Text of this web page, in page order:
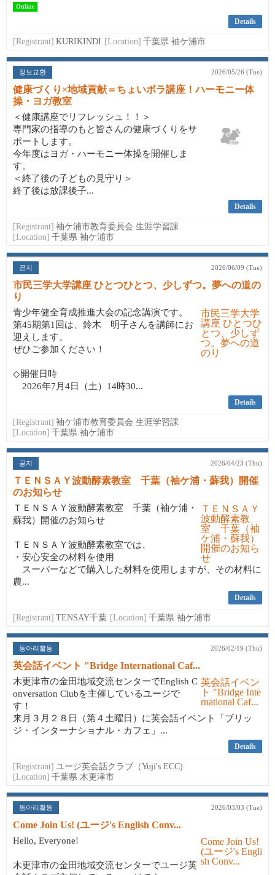
Online
Details
[Registrant] KURIKINDI [Location] 千葉県 袖ケ浦市
정보교환 2026/05/26 (Tue)
健康づくり×地域貢献＝ちょいボラ講座！ハーモニー体
操・ヨガ教室
＜健康講座でリフレッシュ！！＞
専門家の指導のもと皆さんの健康づくりをサ
ポートします。
今年度はヨガ・ハーモニー体操を開催しま
す。
＜終了後の子どもの見守り＞
終了後は放課後子...
Details
[Registrant] 袖ケ浦市教育委員会 生涯学習課
[Location] 千葉県 袖ケ浦市
공지 2026/06/09 (Tue)
市民三学大学講座 ひとつひとつ、少しずつ。夢への道の
り
青少年健全育成推進大会の記念講演です。
第45期第1回は、鈴木 明子さんを講師にお
迎えします。
ぜひご参加ください！
◇開催日時
2026年7月4日（土）14時30...
Details
[Registrant] 袖ケ浦市教育委員会 生涯学習課
[Location] 千葉県 袖ケ浦市
공지 2026/04/23 (Thu)
ＴＥＮＳＡＹ波動酵素教室 千葉（袖ケ浦・蘇我）開催
のお知らせ
ＴＥＮＳＡＹ波動酵素教室 千葉（袖ケ浦・
蘇我）開催のお知らせ
ＴＥＮＳＡＹ波動酵素教室では、
・安心安全の材料を使用
スーパーなどで購入した材料を使用しますが、その材料に
農...
Details
[Registrant] TENSAY千葉 [Location] 千葉県 袖ケ浦市
동아리활동 2026/02/19 (Thu)
英会話イベント "Bridge International Caf...
木更津市の金田地域交流センターでEnglish C
onversation Clubを主催しているユージで
す！
来月３月２８日（第４土曜日）に英会話イベント「ブリッ
ジ・インターナショナル・カフェ」...
Details
[Registrant] ユージ英会話クラブ（Yuji's ECC)
[Location] 千葉県 木更津市
동아리활동 2026/03/03 (Tue)
Come Join Us! (ユージ's English Conv...
Hello, Everyone!
木更津市の金田地域交流センターでユージ英